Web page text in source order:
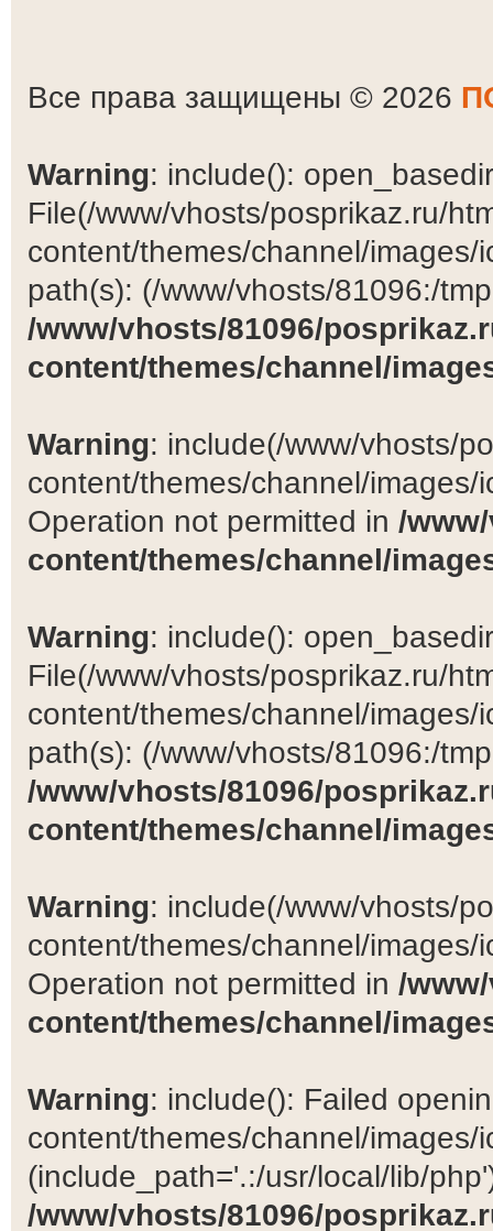
Все права защищены © 2026
Warning: include():
File(/www/vhosts/posprikaz.ru/
content/themes/channel/
path(s): (/www/vhosts/81096:/
/www/vhosts/81096/
content/themes/channel/
Warning: include(/www/vhosts/
content/themes/channel/
Operation not permitted in /
content/themes/channel/
Warning: include():
File(/www/vhosts/posprikaz.ru/
content/themes/channel/
path(s): (/www/vhosts/81096:/
/www/vhosts/81096/
content/themes/channel/
Warning: include(/www/vhosts/
content/themes/channel/
Operation not permitted in /
content/themes/channel/
Warning: include(): Failed
content/themes/channel/images/
(include_path='.:/usr/local/lib/
/www/vhosts/81096/